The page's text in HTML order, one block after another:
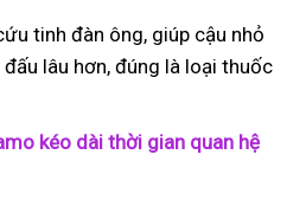
tinh đàn ông, giúp cậu nhỏ
lâu hơn, đúng là loại thuốc
kéo dài thời gian quan hệ